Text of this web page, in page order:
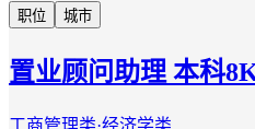
职位 城市
置业顾问助理 本科
工商管理类·经济学类